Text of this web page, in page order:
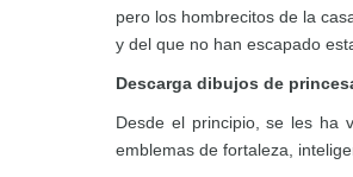
pero los hombrecitos de la
y del que no han escapado
Descarga dibujos de
Desde el principio, se les ha
emblemas de fortaleza,